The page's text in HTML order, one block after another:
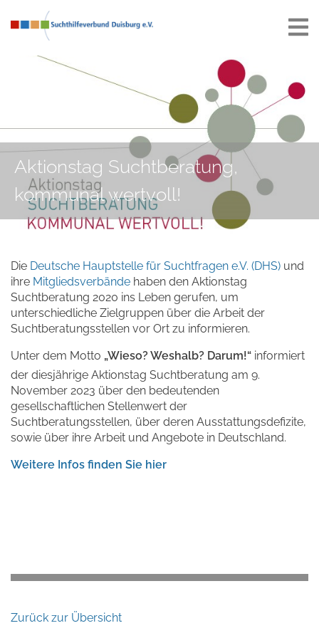
Aktionstag Suchtberatung,
kommunal wertvoll!
Die Deutsche Hauptstelle für Suchtfragen e.V. (DHS) und
ihre Mitgliedsverbände haben den Aktionstag
Suchtberatung 2020 ins Leben gerufen, um
unterschiedliche Zielgruppen über die Arbeit der
Suchtberatungsstellen vor Ort zu informieren.
Unter dem Motto „Wieso? Weshalb? Darum!“ informiert
der diesjährige Aktionstag Suchtberatung am 9.
November 2023 über den bedeutenden
gesellschaftlichen Stellenwert der
Suchtberatungsstellen, über deren Ausstattungsdefizite,
sowie über ihre Arbeit und Angebote in Deutschland.
Weitere Infos finden Sie hier
Zurück zur Übersicht